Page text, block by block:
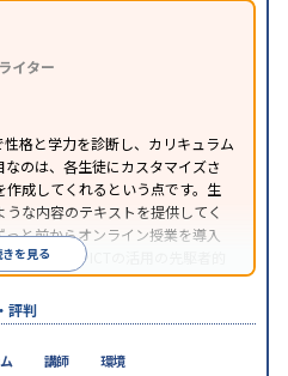
応
の受講可
個別指導塾アンケート調査方法
イター
格と学力を診断し、カリキュラム
のは、各生徒にカスタマイズさ
成してくれるという点です。生
な内容のテキストを提供してく
と前からオンライン授業を導入
ます。AIやICTの活用の先駆者的
を見る
評判
講師 環境